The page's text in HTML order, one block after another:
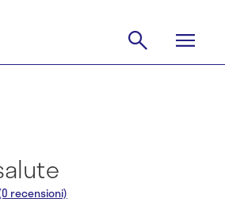
recensioni)